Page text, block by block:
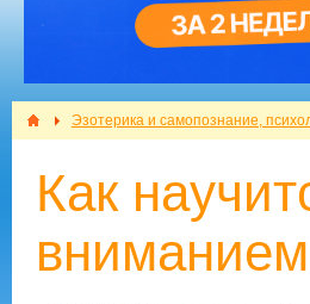
Эзотерика и самопознание,
Как